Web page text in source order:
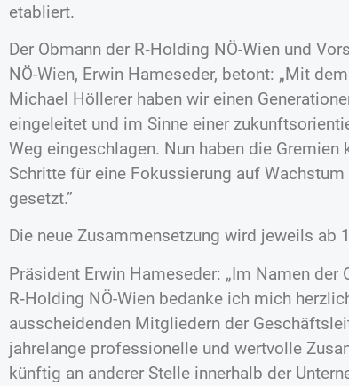
etabliert.
Der Obmann der R‑Holding NÖ-Wien und
NÖ-Wien, Erwin Hameseder, betont: „Mit
Michael Höllerer haben wir einen
eingeleitet und im Sinne einer
Weg eingeschlagen. Nun haben die
Schritte für eine Fokussierung auf
gesetzt.”
Die neue Zusammensetzung wird jeweils ab
Präsident Erwin Hameseder: „Im Namen der
R‑Holding NÖ-Wien bedanke ich mich
ausscheidenden Mitgliedern der
jahrelange professionelle und wertvolle
künftig an anderer Stelle innerhalb der